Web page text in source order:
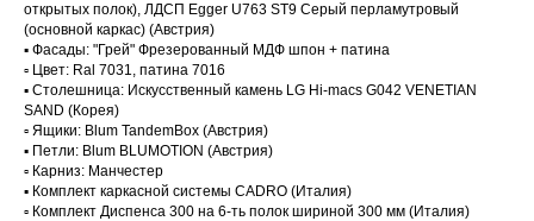
открытых полок), ЛДСП Egger U763 ST9 Серый перламутровый
(основной каркас) (Австрия)
▪️ Фасады: "Грей" Фрезерованный МДФ шпон + патина
▫️ Цвет: Ral 7031, патина 7016
▪️ Столешница: Искусственный камень LG Hi-macs G042 VENETIAN
SAND (Корея)
▫️ Ящики: Blum TandemBox (Австрия)
▪️ Петли: Blum BLUMOTION (Австрия)
▫️ Карниз: Манчестер
▪️ Комплект каркасной системы CADRO (Италия)
▫️ Комплект Диспенса 300 на 6-ть полок шириной 300 мм (Италия)